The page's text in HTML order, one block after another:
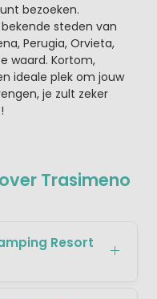
bezoeken.
steden van
Perugia, Orvieta,
waard. Kortom,
ideale plek om jouw
je zult zeker
Trasimeno
Resort